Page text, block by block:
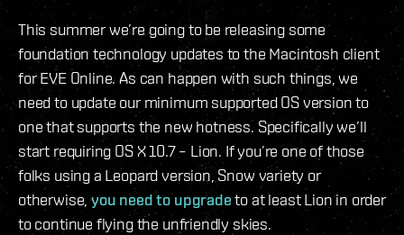
This summer we’re going to be releasing some
foundation technology updates to the Macintosh client
for EVE Online. As can happen with such things, we
need to update our minimum supported OS version to
one that supports the new hotness. Specifically we’ll
start requiring OS X 10.7 – Lion. If you’re one of those
folks using a Leopard version, Snow variety or
otherwise,you need to upgradeto at least Lion in order
to continue flying the unfriendly skies.